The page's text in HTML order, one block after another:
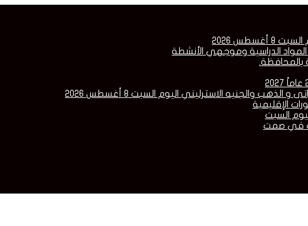
2026
الدراسية وموجهي الأنشطة
بالمحافظة.
والجنيه الاسترليني اليوم السبت 8 أغسطس 2026
الإقليمية
السبت
في صمت